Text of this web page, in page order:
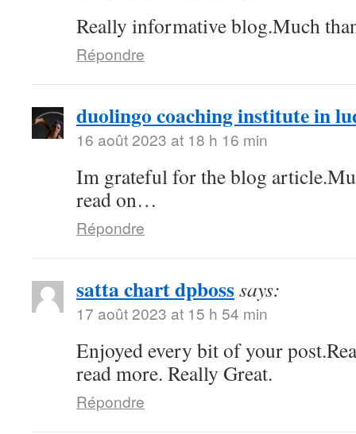
Really informative blog.Much
Répondre
duolingo coaching institute in
16 août 2023 at 18 h 16 min
Im grateful for the blog
read on…
Répondre
satta chart dpbosssays:
17 août 2023 at 15 h 54 min
Enjoyed every bit of your
read more. Really Great.
Répondre